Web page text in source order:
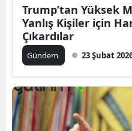
Trump’tan Yüksek
Yanlış Kişiler için
Çıkardılar
Gündem 23 Şubat